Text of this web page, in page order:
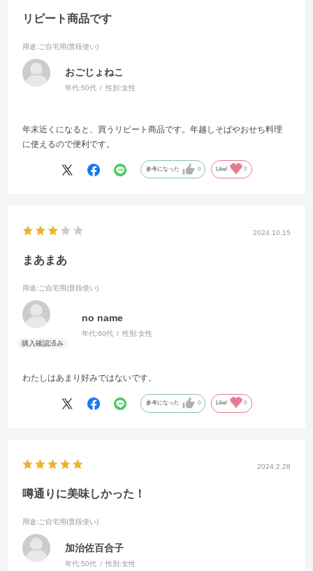
リピート商品です
用途:ご自宅用(普段使い)
おごじょねこ
年代:50代 性別:女性
年末近くになると、買うリピート商品です。年越しそばやおせち料理
に使えるので便利です。
参考になった 0 Like! 0
2024.10.15
まあまあ
用途:ご自宅用(普段使い)
no name
年代:60代 性別:女性
わたしはあまり好みではないです。
参考になった 0 Like! 0
2024.2.28
噂通りに美味しかった！
用途:ご自宅用(普段使い)
加治佐百合子
年代:50代 性別:女性